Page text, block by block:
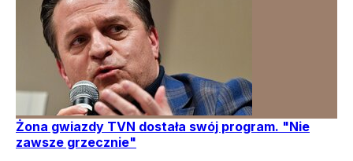
Żona gwiazdy TVN dostała swój program. "Nie
zawsze grzecznie"